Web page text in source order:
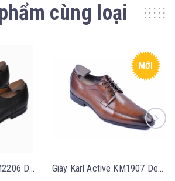
cùng loại
Giày Karl Premier KM2206 Derby màu đen size 38 - HOT SALE
MỚI
Giày Karl Active KM1907 Derby buộc dây màu nâu